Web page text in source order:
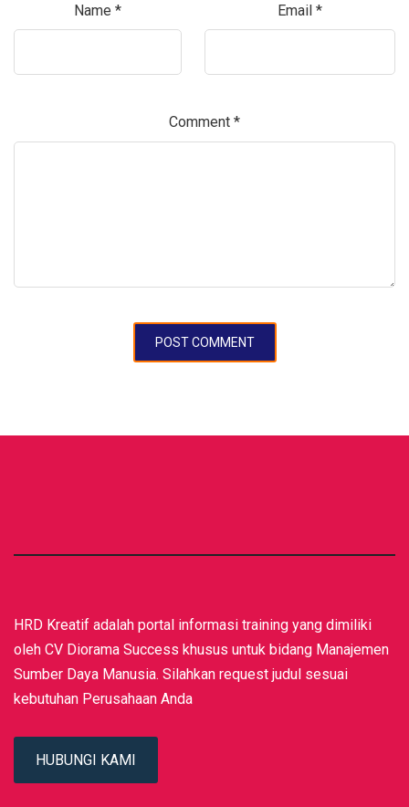
Name * Email *
Comment *
HRD Kreatif adalah portal informasi training yang dimiliki
oleh CV Diorama Success khusus untuk bidang Manajemen
Sumber Daya Manusia. Silahkan request judul sesuai
kebutuhan Perusahaan Anda
HUBUNGI KAMI